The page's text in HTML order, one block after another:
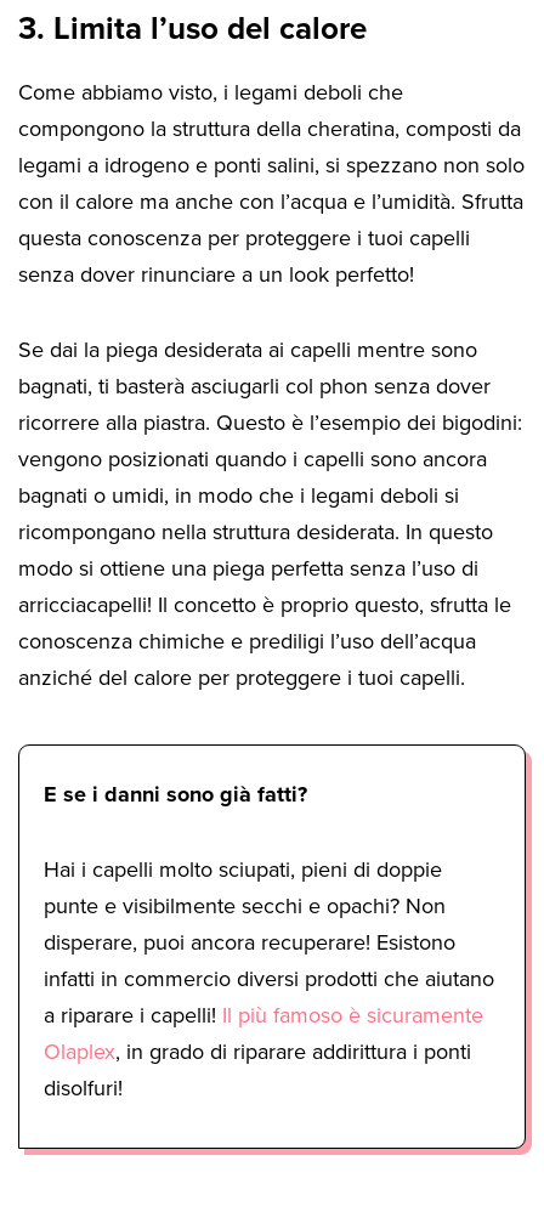
3. Limita l’uso del calore
Come abbiamo visto, i legami deboli che
compongono la struttura della cheratina, composti da
legami a idrogeno e ponti salini, si spezzano non solo
con il calore ma anche con l’acqua e l’umidità. Sfrutta
questa conoscenza per proteggere i tuoi capelli
senza dover rinunciare a un look perfetto!
Se dai la piega desiderata ai capelli mentre sono
bagnati, ti basterà asciugarli col phon senza dover
ricorrere alla piastra. Questo è l’esempio dei bigodini:
vengono posizionati quando i capelli sono ancora
bagnati o umidi, in modo che i legami deboli si
ricompongano nella struttura desiderata. In questo
modo si ottiene una piega perfetta senza l’uso di
arricciacapelli! Il concetto è proprio questo, sfrutta le
conoscenza chimiche e prediligi l’uso dell’acqua
anziché del calore per proteggere i tuoi capelli.
E se i danni sono già fatti?
Hai i capelli molto sciupati, pieni di doppie
punte e visibilmente secchi e opachi? Non
disperare, puoi ancora recuperare! Esistono
infatti in commercio diversi prodotti che aiutano
a riparare i capelli! Il più famoso è sicuramente
Olaplex, in grado di riparare addirittura i ponti
disolfuri!